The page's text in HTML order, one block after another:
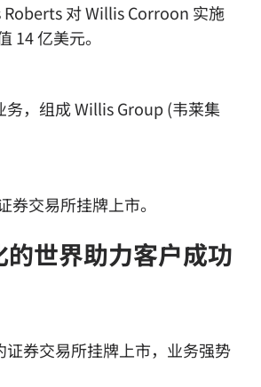
对 Willis Corroon 实施
14 亿美元。
，组成 Willis Group (韦莱集
券交易所挂牌上市。
世界助力客户成功
券交易所挂牌上市，业务强势